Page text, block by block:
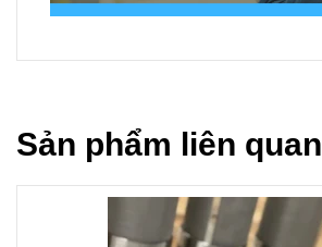
Sản phẩm liên quan